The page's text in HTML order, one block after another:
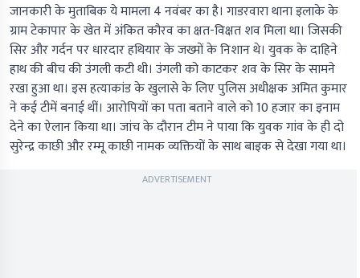
जानकारी के मुताबिक ये मामला 4 नवंबर का है। गाडरवारा थाना इलाके के
ग्राम टेकापार के खेत में अंकित कौरव का क्षत-विक्षत शव मिला था। जिसकी
सिर और गर्दन पर धारदार हथियार के जख्मों के निशान थे। युवक के दाहिने
हाथ की बीच की उंगली कटी थी। उंगली को काटकर शव के सिर के सामने
रखा हुआ था। इस हत्याकांड के खुलासे के लिए पुलिस अधीक्षक अमित कुमार
ने कई टीमें बनाई थीं। आरोपियों का पता बताने वाले को 10 हजार का इनाम
देने का ऐलान किया था। जांच के दौरान टीम ने पाया कि युवक गांव के ही दो
सुरेन्द्र काछी और रम्मू काछी नामक व्यक्तियों के साथ बाइक से देखा गया था।
ADVERTISEMENT